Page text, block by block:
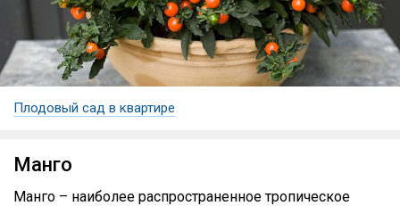
Плодовый сад в квартире
Манго
Манго – наиболее распространенное тропическое